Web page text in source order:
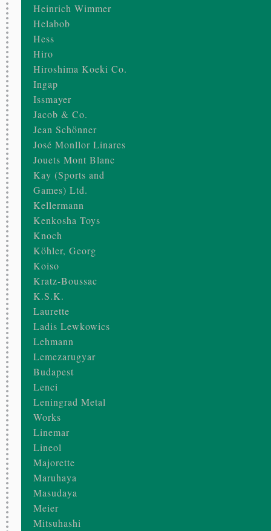
Heinrich Wimmer
Helabob
Hess
Hiro
Hiroshima Koeki Co.
Ingap
Issmayer
Jacob & Co.
Jean Schönner
José Monllor Linares
Jouets Mont Blanc
Kay (Sports and
Games) Ltd.
Kellermann
Kenkosha Toys
Knoch
Köhler, Georg
Koiso
Kratz-Boussac
K.S.K.
Laurette
Ladis Lewkowics
Lehmann
Lemezarugyar
Budapest
Lenci
Leningrad Metal
Works
Linemar
Lineol
Majorette
Maruhaya
Masudaya
Meier
Mitsuhashi